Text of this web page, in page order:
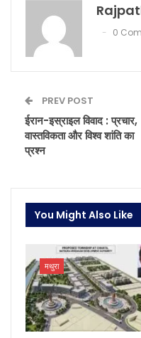
0
PREV POST
ईरान-इस्राइल विवाद : प्रचार,
वास्तविकता और विश्व शांति का
प्रश्न
You Might Also Like
मथुरा